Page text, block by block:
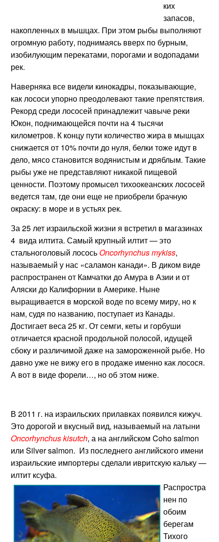
ких
запасов,
накопленных в мышцах. При этом рыбы выполняют
огромную работу, поднимаясь вверх по бурным,
изобилующим перекатами, порогами и водопадами
рек.
Наверняка все видели кинокадры, показывающие,
как лососи упорно преодолевают такие препятствия.
Рекорд среди лососей принадлежит чавыче реки
Юкон, поднимающейся почти на 4 тысячи
километров. К концу пути количество жира в мышцах
снижается от 10% почти до нуля, белки тоже идут в
дело, мясо становится водянистым и дряблым. Такие
рыбы уже не представляют никакой пищевой
ценности. Поэтому промысел тихоокеанских лососей
ведется там, где они еще не приобрели брачную
окраску: в море и в устьях рек.
За 25 лет израильской жизни я встретил в магазинах
4 вида илтита. Самый крупный илтит — это
стальноголовый лососьOncorhynchus mykiss,
называемый у нас «саламон канади». В диком виде
распространен от Камчатки до Амура в Азии и от
Аляски до Калифорнии в Америке. Ныне
выращивается в морской воде по всему миру, но к
нам, судя по названию, поступает из Канады.
Достигает веса 25 кг. От семги, кеты и горбуши
отличается красной продольной полосой, идущей
сбоку и различимой даже на замороженной рыбе. Но
давно уже не вижу его в продаже именно как лосося.
А вот в виде форели…, но об этом ниже.
В 2011 г. на израильских прилавках появился кижуч.
Это дорогой и вкусный вид, называемый на латыни
Oncorhynchus kisutch, а на английском Coho salmon
или Silver salmon. Из последнего английского имени
израильские импортеры сделали ивритскую кальку —
илтит ксуфа.
Распростра
нен по
обоим
берегам
Тихого